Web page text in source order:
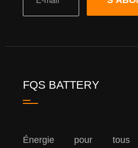
FQS BATTERY
Énergie pour tous